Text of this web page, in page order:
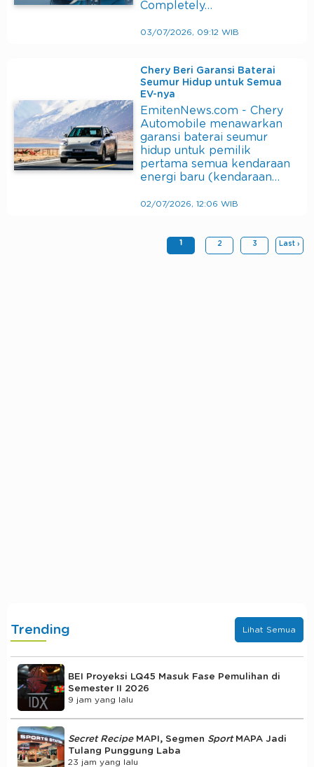
Completely…
03/07/2026, 09:12 WIB
Chery Beri Garansi Baterai
Seumur Hidup untuk Semua
EV-nya
EmitenNews.com - Chery
Automobile menawarkan
garansi baterai seumur
hidup untuk pemilik
pertama semua kendaraan
energi baru (kendaraan…
02/07/2026, 12:06 WIB
1 2 3 Last ›
Trending Lihat Semua
BEI Proyeksi LQ45 Masuk Fase Pemulihan di
Semester II 2026
9 jam yang lalu
Secret RecipeMAPI, Segmen Sport MAPA Jadi
Tulang Punggung Laba
23 jam yang lalu